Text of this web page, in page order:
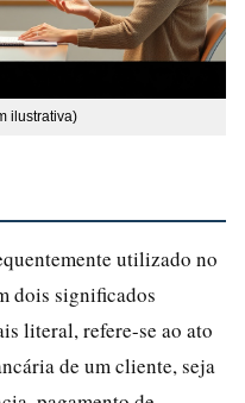
ilustrativa)
utilizado no
dois significados
literal, refere-se ao ato
de um cliente, seja